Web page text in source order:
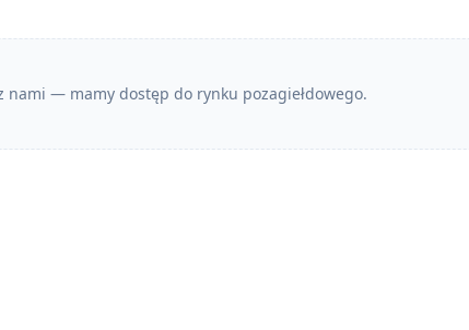
— mamy dostęp do rynku pozagiełdowego.